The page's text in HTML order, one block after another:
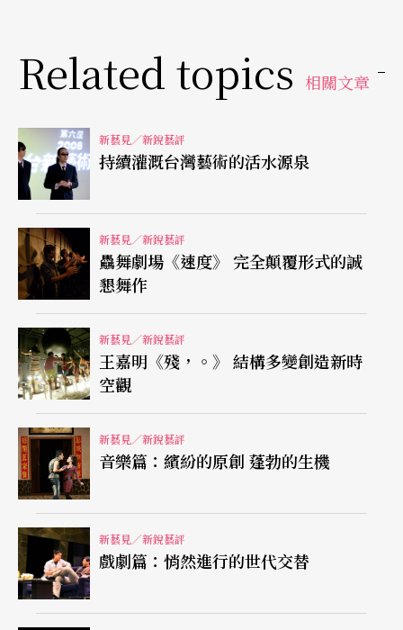
爾森的人物，一場戲的程式就那一兩種不斷地重
覆，就算偶爾出現較具劇場虛擬性的以人擬蛙、
鳥，以物擬船等手法，亦由於出現數次，對感受的
刺激愈益縮減，僅剩下形式本身。然而，重覆是史
詩的力量來源。透過形式的重覆，符碼的文化意涵
被減到最低，人們被規訓的身體語彙由簡化、直接
的肢體動作取代。藉此物與人部分回歸其原生質
性，因而物不再透過被人賦予的意義來定義人，人
亦脫離了文明社會建構之下的身體，從中得以看見
人自身的獨特質感。破碎而轉折生硬的《加利哥的
故事》則成為顯著的祭壇，重要的不是其中的愛
情、離別、流浪等，而是人立足之上的質感轉化。
如同配樂有許多部分並非我們習以為常的，應該在
戲劇中出現代的優美旋律，而是回歸到器樂的聲音
本身，人在這史詩改變而成的作品之中，回歸軀體
的自為存在。
形式的意義是導演對於人的深層探索
Related topics 相關文章
新藝見／新銳藝評
持續灌溉台灣藝術的活水源泉
新藝見／新銳藝評
驫舞劇場《速度》 完全顛覆形式的誠
懇舞作
新藝見／新銳藝評
王嘉明《殘，。》 結構多變創造新時
空觀
新藝見／新銳藝評
音樂篇：繽紛的原創 蓬勃的生機
新藝見／新銳藝評
戲劇篇：悄然進行的世代交替